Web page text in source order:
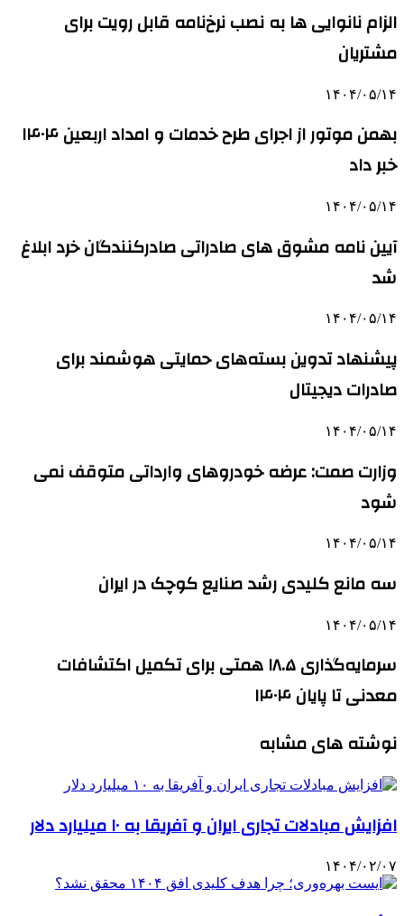
الزام نانوایی ها به نصب نرخ‌نامه قابل رویت برای
مشتریان
۱۴۰۴/۰۵/۱۴
بهمن موتور از اجرای طرح خدمات و امداد اربعین ۱۴۰۴
خبر داد
۱۴۰۴/۰۵/۱۴
آیین نامه مشوق های صادراتی صادرکنندگان خرد ابلاغ
شد
۱۴۰۴/۰۵/۱۴
پیشنهاد تدوین بسته‌های حمایتی هوشمند برای
صادرات دیجیتال
۱۴۰۴/۰۵/۱۴
وزارت صمت: عرضه خودروهای وارداتی متوقف نمی
شود
۱۴۰۴/۰۵/۱۴
سه مانع کلیدی رشد صنایع کوچک در ایران
۱۴۰۴/۰۵/۱۴
سرمایه‌گذاری ۱۸.۵ همتی برای تکمیل اکتشافات
معدنی تا پایان ۱۴۰۴
نوشته های مشابه
افزایش مبادلات تجاری ایران و آفریقا به ۱۰ میلیارد دلار
۱۴۰۴/۰۲/۰۷